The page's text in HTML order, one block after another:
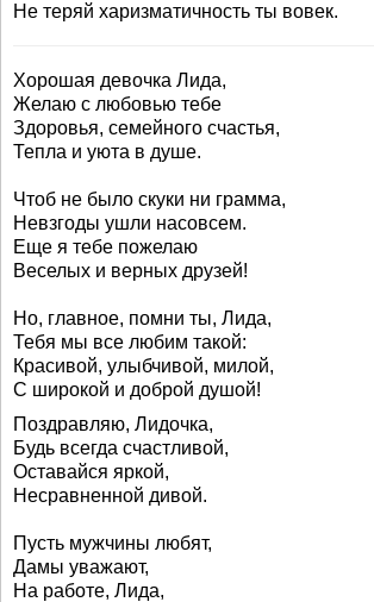
Не теряй харизматичность ты вовек.
Хорошая девочка Лида,
Желаю с любовью тебе
Здоровья, семейного счастья,
Тепла и уюта в душе.
Чтоб не было скуки ни грамма,
Невзгоды ушли насовсем.
Еще я тебе пожелаю
Веселых и верных друзей!
Но, главное, помни ты, Лида,
Тебя мы все любим такой:
Красивой, улыбчивой, милой,
С широкой и доброй душой!
Поздравляю, Лидочка,
Будь всегда счастливой,
Оставайся яркой,
Несравненной дивой.
Пусть мужчины любят,
Дамы уважают,
На работе, Лида,